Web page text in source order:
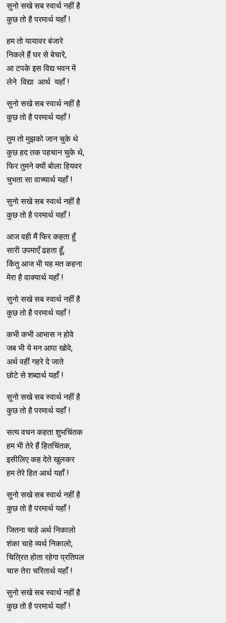
सुनो सखे सब स्वार्थ नहीं है
कुछ तो है परमार्थ यहाँ !
हम तो यायावर बंजारे
निकले हैं घर से बेचारे,
आ टपके इस विद्य भवन में
लेने विद्या आर्थ यहाँ !
सुनो सखे सब स्वार्थ नहीं है
कुछ तो है परमार्थ यहाँ !
तुम तो मुझको जान चुके थे
कुछ हद तक पहचान चुके थे,
फिर तुमने क्यों बोला हियवर
चुभता सा वाच्यार्थ यहाँ !
सुनो सखे सब स्वार्थ नहीं है
कुछ तो है परमार्थ यहाँ !
आज वही मैं फिर कहता हूँ
सारी उपमाएँ ढहता हूँ,
किंतु आज भी यह मत कहना
मेरा है वाक्यार्थ यहाँ !
सुनो सखे सब स्वार्थ नहीं है
कुछ तो है परमार्थ यहाँ !
कभी कभी आभास न होवे
जब भी ये मन आपा खोवे,
अर्थ वहीं गहरे दे जाते
छोटे से शब्दार्थ यहाँ !
सुनो सखे सब स्वार्थ नहीं है
कुछ तो है परमार्थ यहाँ !
सत्य वचन कहता शुभचिंतक
हम भी तेरे हैं हितचिंतक,
इसीलिए कह देते खुलकर
हम तेरे हित आर्थ यहाँ !
सुनो सखे सब स्वार्थ नहीं है
कुछ तो है परमार्थ यहाँ !
जितना चाहे अर्थ निकालो
शंका चाहे व्यर्थ निकालो,
चित्रित होता रहेगा प्रतिपल
चारु तेरा चरितार्थ यहाँ !
सुनो सखे सब स्वार्थ नहीं है
कुछ तो है परमार्थ यहाँ !